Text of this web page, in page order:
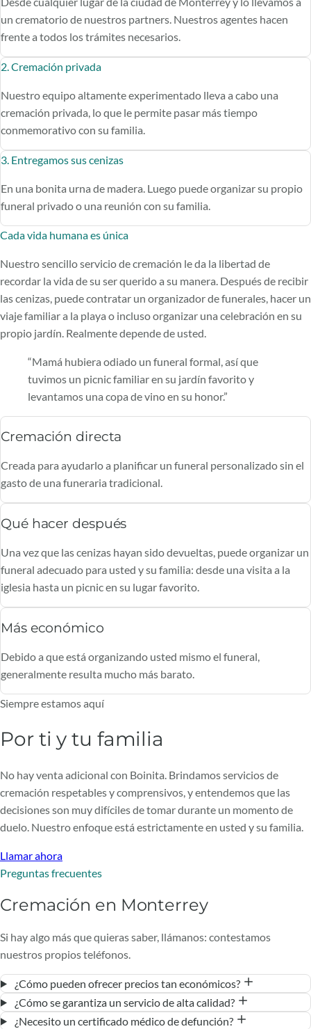
un crematorio de nuestros partners. Nuestros agentes hacen
frente a todos los trámites necesarios.
2. Cremación privada
Nuestro equipo altamente experimentado lleva a cabo una
cremación privada, lo que le permite pasar más tiempo
conmemorativo con su familia.
3. Entregamos sus cenizas
En una bonita urna de madera. Luego puede organizar su propio
funeral privado o una reunión con su familia.
Cada vida humana es única
Nuestro sencillo servicio de cremación le da la libertad de
recordar la vida de su ser querido a su manera. Después de recibir
las cenizas, puede contratar un organizador de funerales, hacer un
viaje familiar a la playa o incluso organizar una celebración en su
propio jardín. Realmente depende de usted.
“Mamá hubiera odiado un funeral formal, así que
tuvimos un picnic familiar en su jardín favorito y
levantamos una copa de vino en su honor.”
Cremación directa
Creada para ayudarlo a planificar un funeral personalizado sin el
gasto de una funeraria tradicional.
Qué hacer después
Una vez que las cenizas hayan sido devueltas, puede organizar un
funeral adecuado para usted y su familia: desde una visita a la
iglesia hasta un picnic en su lugar favorito.
Más económico
Debido a que está organizando usted mismo el funeral,
generalmente resulta mucho más barato.
Siempre estamos aquí
Por ti y tu familia
No hay venta adicional con Boinita. Brindamos servicios de
cremación respetables y comprensivos, y entendemos que las
decisiones son muy difíciles de tomar durante un momento de
duelo. Nuestro enfoque está estrictamente en usted y su familia.
Llamar ahora
Preguntas frecuentes
Cremación en Monterrey
Si hay algo más que quieras saber, llámanos: contestamos
nuestros propios teléfonos.
¿Cómo pueden ofrecer precios tan económicos?
¿Cómo se garantiza un servicio de alta calidad?
¿Necesito un certificado médico de defunción?